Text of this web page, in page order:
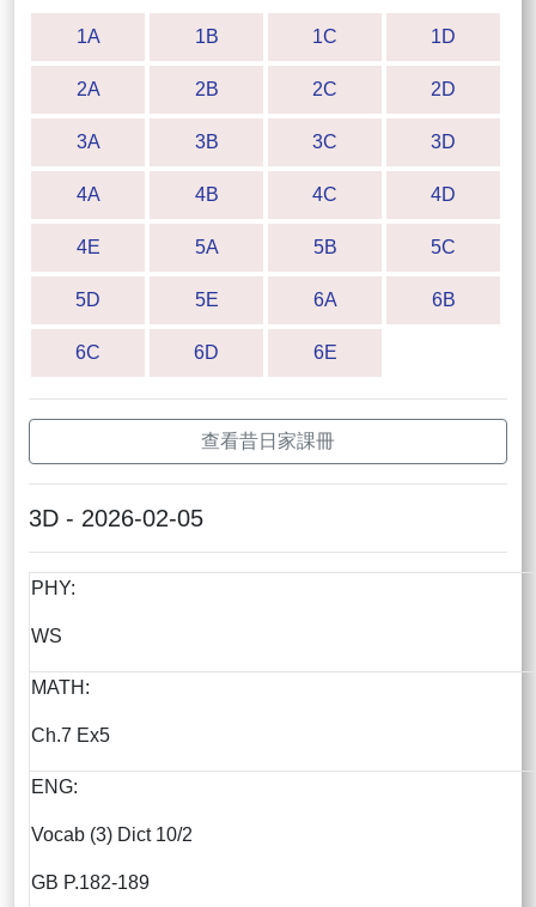
1A 1B 1C 1D
2A 2B 2C 2D
3A 3B 3C 3D
4A 4B 4C 4D
4E 5A 5B 5C
5D 5E 6A 6B
6C 6D 6E
查看昔日家課冊
3D - 2026-02-05
PHY:
WS
MATH:
Ch.7 Ex5
ENG:
Vocab (3) Dict 10/2
GB P.182-189